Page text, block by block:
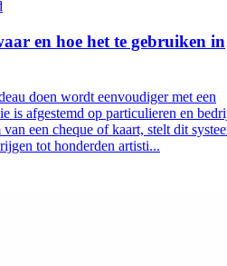
en hoe het te gebruiken in
doen wordt eenvoudiger met een
is afgestemd op particulieren en
een cheque of kaart, stelt dit
tot honderden artisti...